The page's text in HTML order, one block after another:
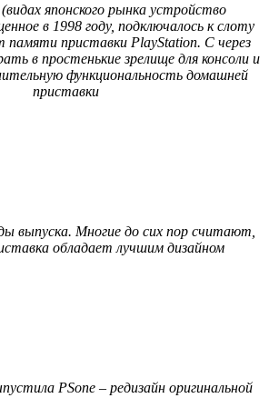
японского рынка устройство
в 1998 году, подключалось к слоту
памяти приставки PlayStation. С через
в простенькие зрелище для консоли и
функциональность домашней
приставки
выпуска. Многие до сих пор считают,
обладает лучшим дизайном
PSone – редизайн оригинальной